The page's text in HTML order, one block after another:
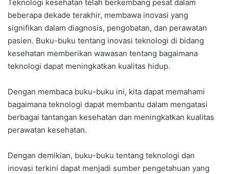
Teknologi kesehatan telah berkembang pesat dalam
beberapa dekade terakhir, membawa inovasi yang
signifikan dalam diagnosis, pengobatan, dan perawatan
pasien. Buku-buku tentang inovasi teknologi di bidang
kesehatan memberikan wawasan tentang bagaimana
teknologi dapat meningkatkan kualitas hidup.
Dengan membaca buku-buku ini, kita dapat memahami
bagaimana teknologi dapat membantu dalam mengatasi
berbagai tantangan kesehatan dan meningkatkan kualitas
perawatan kesehatan.
Dengan demikian, buku-buku tentang teknologi dan
inovasi terkini dapat menjadi sumber pengetahuan yang